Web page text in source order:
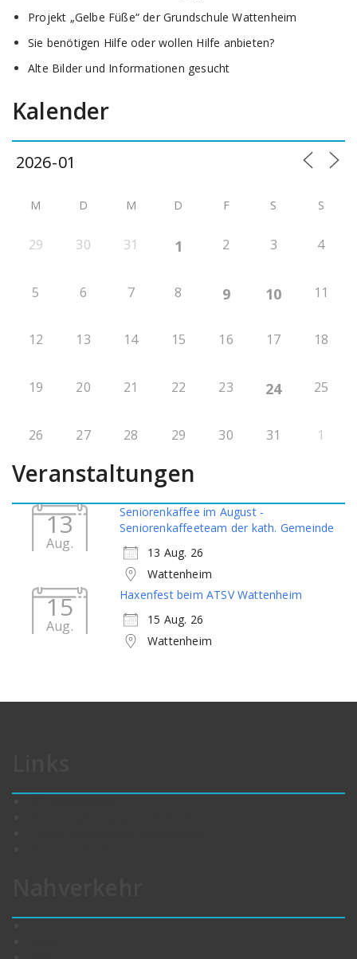
Projekt „Gelbe Füße“ der Grundschule Wattenheim
Sie benötigen Hilfe oder wollen Hilfe anbieten?
Alte Bilder und Informationen gesucht
Kalender
M D M D F S S
29 30 31 1 2 3 4
5 6 7 8 9 10 11
12 13 14 15 16 17 18
19 20 21 22 23 24 25
26 27 28 29 30 31 1
Veranstaltungen
13
Aug.
Seniorenkaffee im August -
Seniorenkaffeeteam der kath. Gemeinde
13 Aug. 26
Wattenheim
15
Aug.
Haxenfest beim ATSV Wattenheim
15 Aug. 26
Wattenheim